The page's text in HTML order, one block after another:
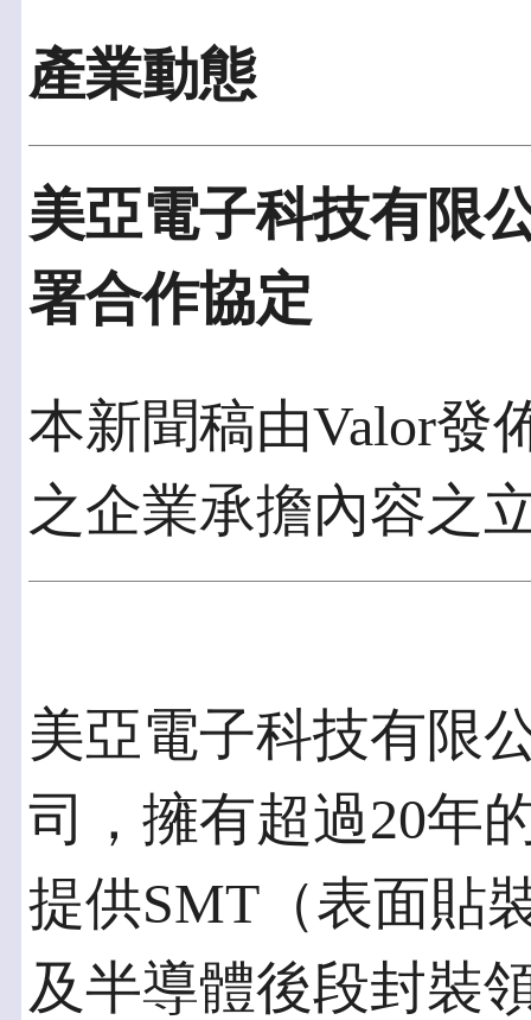
產業動態
美亞電子科技有限
署合作協定
本新聞稿由Valor發
之企業承擔內容之
美亞電子科技有限
司，擁有超過20年
提供SMT（表面貼
及半導體後段封裝